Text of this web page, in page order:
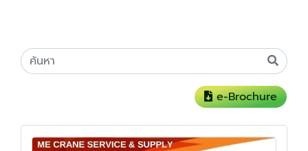
e-Brochure